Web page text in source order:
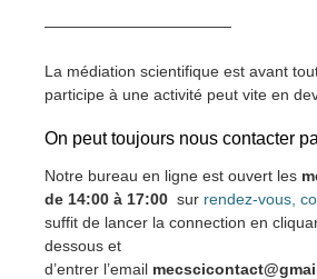
————————————
La médiation scientifique est avant
participe à une activité peut vite en
On peut toujours nous contacter
Notre bureau en ligne est ouvert les
de 14:00 à 17:00 sur rendez-vous,
suffit de lancer la connection en
dessous et
d’entrer l’email